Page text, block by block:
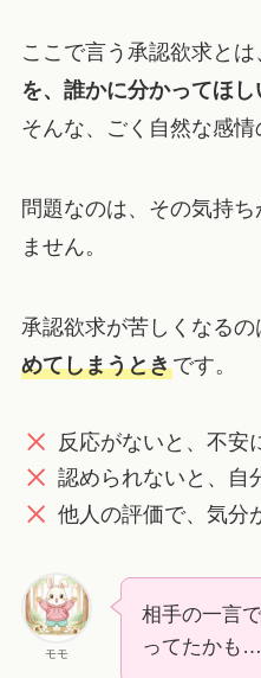
ここで言う承認欲求とは
を、誰かに分かってほし
そんな、ごく自然な感情
問題なのは、その気持
ません。
承認欲求が苦しくなるの
めてしまうときです。
反応がないと、不安
認められないと、自
他人の評価で、気分
モモ
相手の一言
ってたかも…